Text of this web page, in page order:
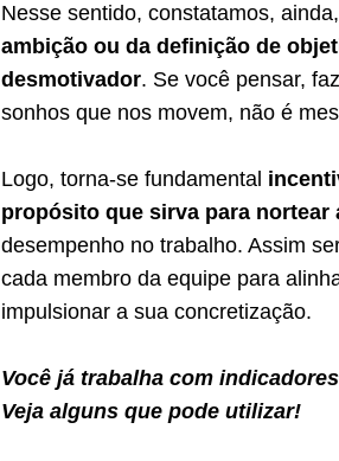
Nesse sentido, constatamos,
ambição ou da definição de
desmotivador. Se você pensar,
sonhos que nos movem, não é
Logo, torna-se fundamental
propósito que sirva para nortear
desempenho no trabalho. Assim
cada membro da equipe para
impulsionar a sua concretização.
Você já trabalha com
Veja alguns que pode utilizar!